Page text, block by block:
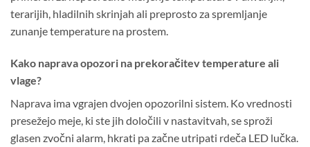
terarijih, hladilnih skrinjah ali preprosto za spremljanje
zunanje temperature na prostem.
Kako naprava opozori na prekoračitev temperature ali
vlage?
Naprava ima vgrajen dvojen opozorilni sistem. Ko vrednosti
presežejo meje, ki ste jih določili v nastavitvah, se sproži
glasen zvočni alarm, hkrati pa začne utripati rdeča LED lučka.